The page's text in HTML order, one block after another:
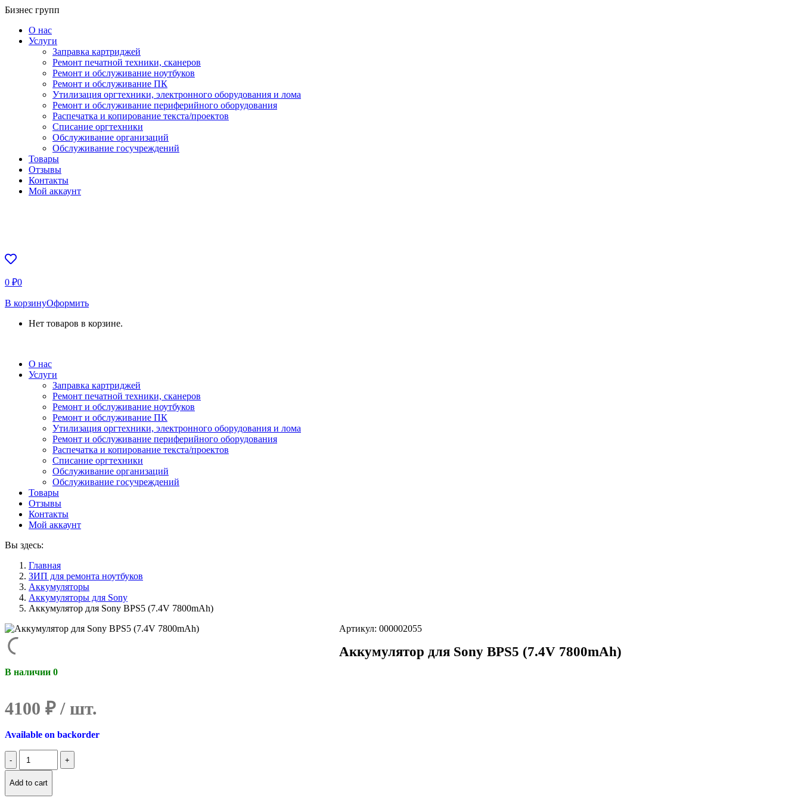
Перейти
содержанию
Бизнес групп
О нас
Услуги
Заправка картриджей
Ремонт печатной техники, сканеров
Ремонт и обслуживание ноутбуков
Ремонт и обслуживание ПК
Утилизация оргтехники, электронного оборудования и лома
Ремонт и обслуживание периферийного оборудования
Распечатка и копирование текста/проектов
Списание оргтехники
Обслуживание организаций
Обслуживание госучреждений
Товары
Отзывы
Контакты
Мой аккаунт
0 ₽0
В корзинуОформить
Нет товаров в корзине.
О нас
Услуги
Заправка картриджей
Ремонт печатной техники, сканеров
Ремонт и обслуживание ноутбуков
Ремонт и обслуживание ПК
Утилизация оргтехники, электронного оборудования и лома
Ремонт и обслуживание периферийного оборудования
Распечатка и копирование текста/проектов
Списание оргтехники
Обслуживание организаций
Обслуживание госучреждений
Товары
Отзывы
Контакты
Мой аккаунт
Вы здесь:
Главная
ЗИП для ремонта ноутбуков
Аккумуляторы
Аккумуляторы для Sony
Аккумулятор для Sony BPS5 (7.4V 7800mAh)
Артикул: 000002055
Аккумулятор для Sony BPS5 (7.4V 7800mAh)
В наличии 0
4100 ₽
Available on backorder
Количество
Аккумулятор
Sony
BPS5
Add to cart